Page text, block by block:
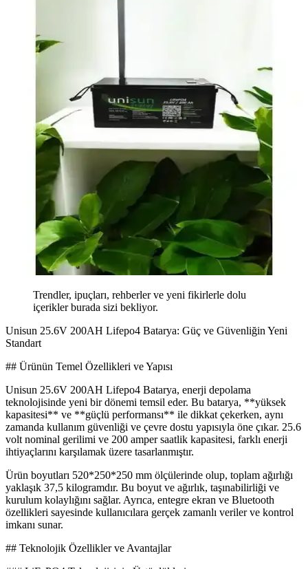
Trendler, ipuçları, rehberler ve yeni fikirlerle dolu
içerikler burada sizi bekliyor.
Unisun 25.6V 200AH Lifepo4 Batarya: Güç ve Güvenliğin Yeni
Standart
## Ürünün Temel Özellikleri ve Yapısı
Unisun 25.6V 200AH Lifepo4 Batarya, enerji depolama
teknolojisinde yeni bir dönemi temsil eder. Bu batarya, **yüksek
kapasitesi** ve **güçlü performansı** ile dikkat çekerken, aynı
zamanda kullanım güvenliği ve çevre dostu yapısıyla öne çıkar. 25.6
volt nominal gerilimi ve 200 amper saatlik kapasitesi, farklı enerji
ihtiyaçlarını karşılamak üzere tasarlanmıştır.
Ürün boyutları 520*250*250 mm ölçülerinde olup, toplam ağırlığı
yaklaşık 37,5 kilogramdır. Bu boyut ve ağırlık, taşınabilirliği ve
kurulum kolaylığını sağlar. Ayrıca, entegre ekran ve Bluetooth
özellikleri sayesinde kullanıcılara gerçek zamanlı veriler ve kontrol
imkanı sunar.
## Teknolojik Özellikler ve Avantajlar